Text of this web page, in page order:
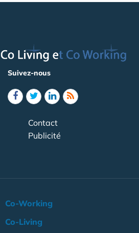
Suivez-nous
Contact
Publicité
Co-Working
Co-Living